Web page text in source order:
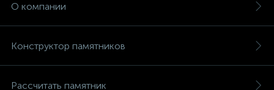
О компании
Конструктор памятников
Рассчитать памятник